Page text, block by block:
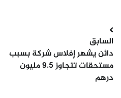
تصفّح
المقالات
السابق
دائن يشهر إفلاس شركة بسبب
مستحقات تتجاوز 9.5 مليون
درهم